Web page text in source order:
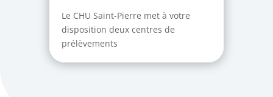
Le CHU Saint-Pierre met à votre
disposition deux centres de
prélèvements